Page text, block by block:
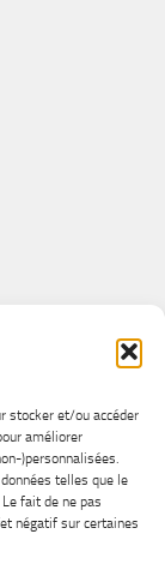
stocker et/ou accéder
améliorer
)personnalisées.
telles que le
fait de ne pas
négatif sur certaines